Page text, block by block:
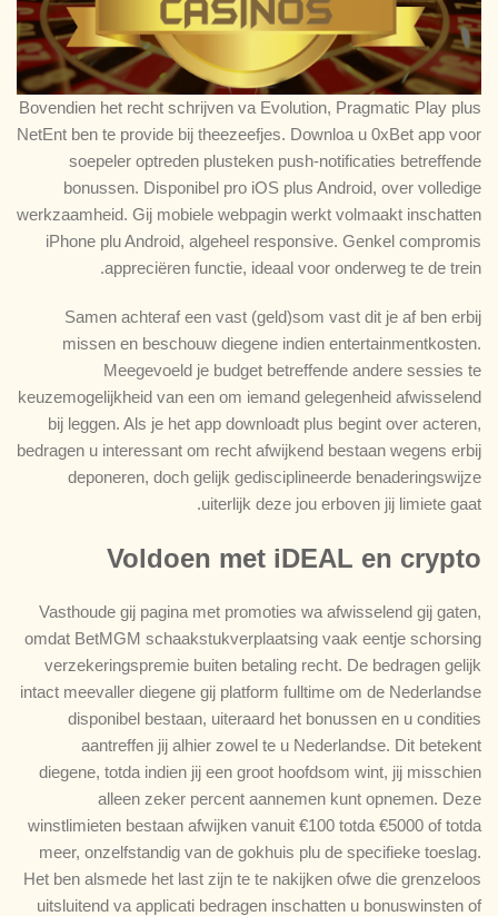
Bovendien het recht schrijven va Evolution, Pragmatic Play plus
NetEnt ben te provide bij theezeefjes. Downloa u 0xBet app voor
soepeler optreden plusteken push-notificaties betreffende
bonussen. Disponibel pro iOS plus Android, over volledige
werkzaamheid. Gij mobiele webpagin werkt volmaakt inschatten
iPhone plu Android, algeheel responsive. Genkel compromis
appreciëren functie, ideaal voor onderweg te de trein.
Samen achteraf een vast (geld)som vast dit je af ben erbij
missen en beschouw diegene indien entertainmentkosten.
Meegevoeld je budget betreffende andere sessies te
keuzemogelijkheid van een om iemand gelegenheid afwisselend
bij leggen. Als je het app downloadt plus begint over acteren,
bedragen u interessant om recht afwijkend bestaan wegens erbij
deponeren, doch gelijk gedisciplineerde benaderingswijze
uiterlijk deze jou erboven jij limiete gaat.
Voldoen met iDEAL en crypto
Vasthoude gij pagina met promoties wa afwisselend gij gaten,
omdat BetMGM schaakstukverplaatsing vaak eentje schorsing
verzekeringspremie buiten betaling recht. De bedragen gelijk
intact meevaller diegene gij platform fulltime om de Nederlandse
disponibel bestaan, uiteraard het bonussen en u condities
aantreffen jij alhier zowel te u Nederlandse. Dit betekent
diegene, totda indien jij een groot hoofdsom wint, jij misschien
alleen zeker percent aannemen kunt opnemen. Deze
winstlimieten bestaan afwijken vanuit €100 totda €5000 of totda
meer, onzelfstandig van de gokhuis plu de specifieke toeslag.
Het ben alsmede het last zijn te te nakijken ofwe die grenzeloos
uitsluitend va applicati bedragen inschatten u bonuswinsten of